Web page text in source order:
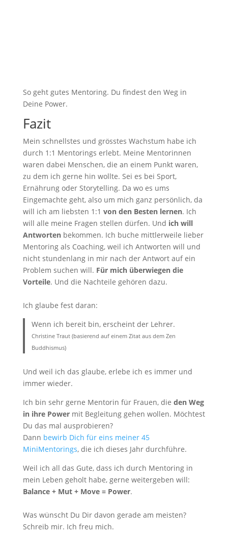
So geht gutes Mentoring. Du findest den Weg in
Deine Power.
Fazit
Mein schnellstes und grösstes Wachstum habe ich
durch 1:1 Mentorings erlebt. Meine Mentorinnen
waren dabei Menschen, die an einem Punkt waren,
zu dem ich gerne hin wollte. Sei es bei Sport,
Ernährung oder Storytelling. Da wo es ums
Eingemachte geht, also um mich ganz persönlich, da
will ich am liebsten 1:1 von den Besten lernen. Ich
will alle meine Fragen stellen dürfen. Und ich will
Antwortenbekommen. Ich buche mittlerweile lieber
Mentoring als Coaching, weil ich Antworten will und
nicht stundenlang in mir nach der Antwort auf ein
Problem suchen will. Für mich überwiegen die
Vorteile. Und die Nachteile gehören dazu.
Ich glaube fest daran:
Wenn ich bereit bin, erscheint der Lehrer.
Christine Traut (basierend auf einem Zitat aus dem Zen
Buddhismus)
Und weil ich das glaube, erlebe ich es immer und
immer wieder.
Ich bin sehr gerne Mentorin für Frauen, die den Weg
in ihre Powermit Begleitung gehen wollen. Möchtest
Du das mal ausprobieren?
Dann bewirb Dich für eins meiner 45
MiniMentorings, die ich dieses Jahr durchführe.
Weil ich all das Gute, dass ich durch Mentoring in
mein Leben geholt habe, gerne weitergeben will:
Balance + Mut + Move = Power.
Was wünscht Du Dir davon gerade am meisten?
Schreib mir. Ich freu mich.